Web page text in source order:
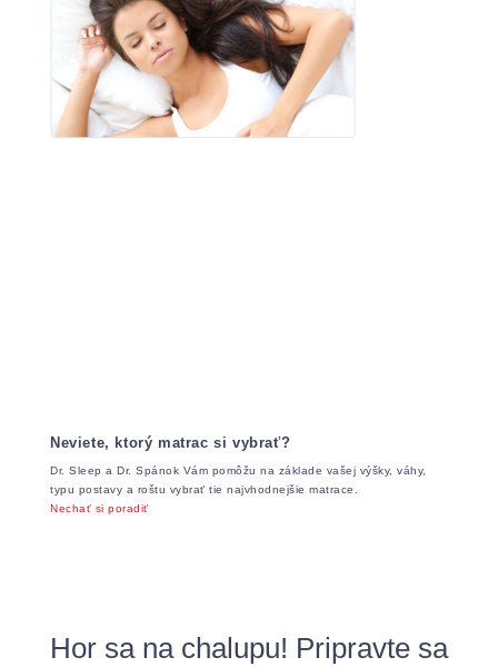
Neviete, ktorý matrac si vybrať?
Dr. Sleep a Dr. Spánok Vám pomôžu na základe vašej výšky, váhy,
typu postavy a roštu vybrať tie najvhodnejšie matrace.
Nechať si poradiť
Hor sa na chalupu! Pripravte sa